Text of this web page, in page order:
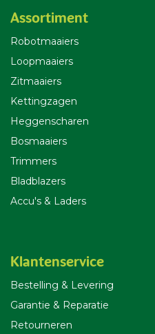
Assortiment
Robotmaaiers
Loopmaaiers
Zitmaaiers
Kettingzagen
Heggenscharen
Bosmaaiers
Trimmers
Bladblazers
Accu's & Laders
Klantenservice
Bestelling & Levering
Garantie & Reparatie
Retourneren